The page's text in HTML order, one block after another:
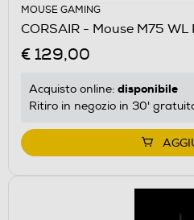
MOUSE GAMING
CORSAIR - Mouse M75 WL
€ 129,00
Acquisto online: disponibile
Ritiro in negozio in 30'